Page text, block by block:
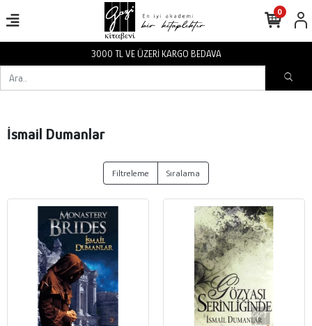
3000 TL VE ÜZERİ KARGO BEDAVA
0
İsmail Dumanlar
Filtreleme Sıralama